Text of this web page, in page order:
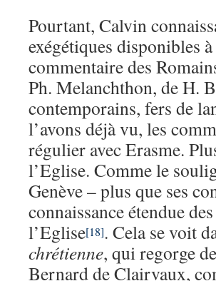
Pourtant, Calvin
exégétiques disponibles
commentaire des
Ph. Melanchthon, de H.
contemporains, fers de
l’avons déjà vu, les
régulier avec Erasme.
l’Eglise. Comme le
Genève – plus que ses
connaissance étendue
l’Eglise[18]. Cela se voit
chrétienne, qui regorge
Bernard de Clairvaux,